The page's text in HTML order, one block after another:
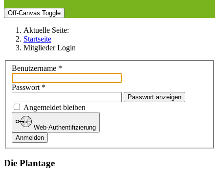
Off-Canvas Toggle
Aktuelle Seite:
Startseite
Mitglieder Login
Benutzername *
Passwort *
Passwort anzeigen
Angemeldet bleiben
Web-Authentifizierung
Anmelden
Die Plantage